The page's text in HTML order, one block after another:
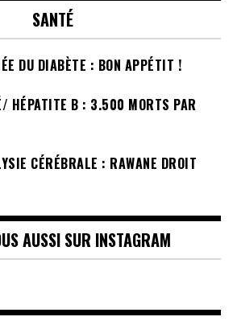
SANTÉ
DU DIABÈTE : BON APPÉTIT !
HÉPATITE B : 3.500 MORTS PAR
CÉRÉBRALE : RAWANE DROIT
AUSSI SUR INSTAGRAM